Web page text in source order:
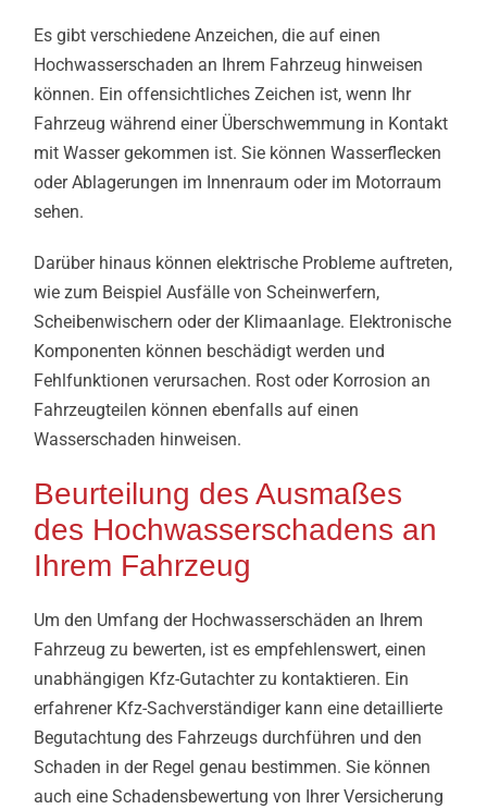
Es gibt verschiedene Anzeichen, die auf einen
Hochwasserschaden an Ihrem Fahrzeug hinweisen
können. Ein offensichtliches Zeichen ist, wenn Ihr
Fahrzeug während einer Überschwemmung in Kontakt
mit Wasser gekommen ist. Sie können Wasserflecken
oder Ablagerungen im Innenraum oder im Motorraum
sehen.
Darüber hinaus können elektrische Probleme auftreten,
wie zum Beispiel Ausfälle von Scheinwerfern,
Scheibenwischern oder der Klimaanlage. Elektronische
Komponenten können beschädigt werden und
Fehlfunktionen verursachen. Rost oder Korrosion an
Fahrzeugteilen können ebenfalls auf einen
Wasserschaden hinweisen.
Beurteilung des Ausmaßes
des Hochwasserschadens an
Ihrem Fahrzeug
Um den Umfang der Hochwasserschäden an Ihrem
Fahrzeug zu bewerten, ist es empfehlenswert, einen
unabhängigen Kfz-Gutachter zu kontaktieren. Ein
erfahrener Kfz-Sachverständiger kann eine detaillierte
Begutachtung des Fahrzeugs durchführen und den
Schaden in der Regel genau bestimmen. Sie können
auch eine Schadensbewertung von Ihrer Versicherung